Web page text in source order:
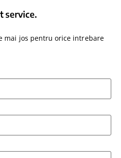
service.
mai jos pentru orice intrebare